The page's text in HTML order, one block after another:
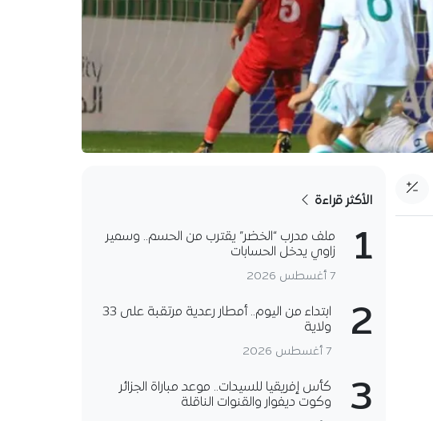
الأكثر قراءة
1
ملف مدرب “الخضر” يقترب من الحسم.. وسمير
زاوي يدخل الحسابات
7 أغسطس 2026
2
ابتداء من اليوم.. أمطار رعدية مرتقبة على 33
ولاية
7 أغسطس 2026
3
كأس إفريقيا للسيدات.. موعد مباراة الجزائر
وكوت ديفوار والقنوات الناقلة